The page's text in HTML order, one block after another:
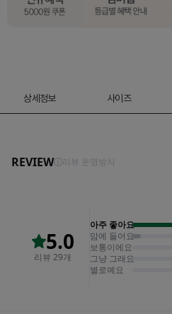
상세정보 사이즈